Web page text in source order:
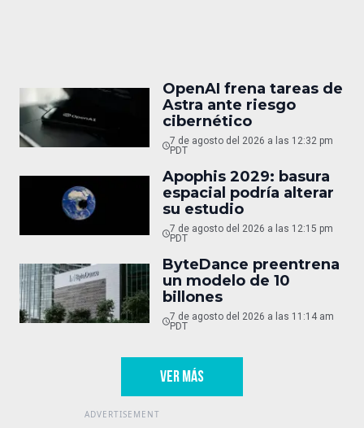
OpenAI frena tareas de
Astra ante riesgo
cibernético
7 de agosto del 2026 a las 12:32 pm
PDT
Apophis 2029: basura
espacial podría alterar
su estudio
7 de agosto del 2026 a las 12:15 pm
PDT
ByteDance preentrena
un modelo de 10
billones
7 de agosto del 2026 a las 11:14 am
PDT
VER MÁS